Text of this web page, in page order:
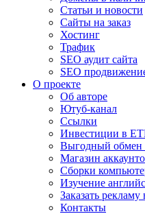
Статьи и новости
Сайты на заказ
Хостинг
Трафик
SEO аудит сайта
SEO
О проекте
Об авторе
Ютуб-канал
Ссылки
Инвестиции в
Выгодный обмен
Магазин
Сборки
Изучение
Заказать рекламу
Контакты